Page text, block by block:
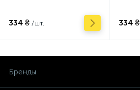
334 ₴ /шт. 334 ₴
Бренды